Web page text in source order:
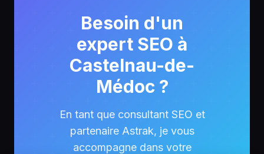
Besoin d'un
expert SEO à
Castelnau-de-
Médoc ?
En tant que consultant SEO et
partenaire Astrak, je vous
accompagne dans votre